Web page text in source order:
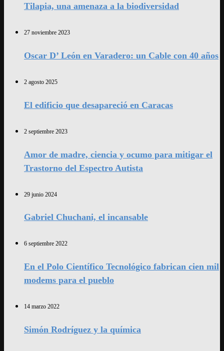
Tilapia, una amenaza a la biodiversidad
27 noviembre 2023
Oscar D’ León en Varadero: un Cable con 40 años
2 agosto 2025
El edificio que desapareció en Caracas
2 septiembre 2023
Amor de madre, ciencia y ocumo para mitigar el
Trastorno del Espectro Autista
29 junio 2024
Gabriel Chuchani, el incansable
6 septiembre 2022
En el Polo Científico Tecnológico fabrican cien mil
modems para el pueblo
14 marzo 2022
Simón Rodríguez y la química